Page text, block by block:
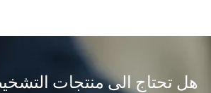
هل تحتاج الى منتجات